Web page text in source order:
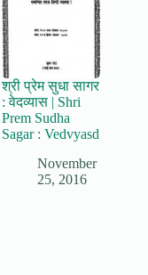
श्री प्रेम सुधा सागर
: वेदव्यास | Shri
Prem Sudha
Sagar : Vedvyasd
November
25, 2016